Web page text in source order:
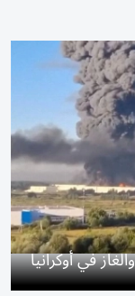
في أوكرانيا